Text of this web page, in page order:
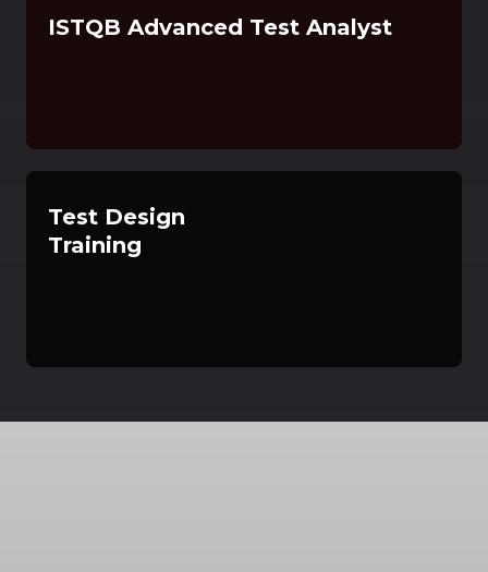
ISTQB Advanced Test Analyst
Test Design
Training